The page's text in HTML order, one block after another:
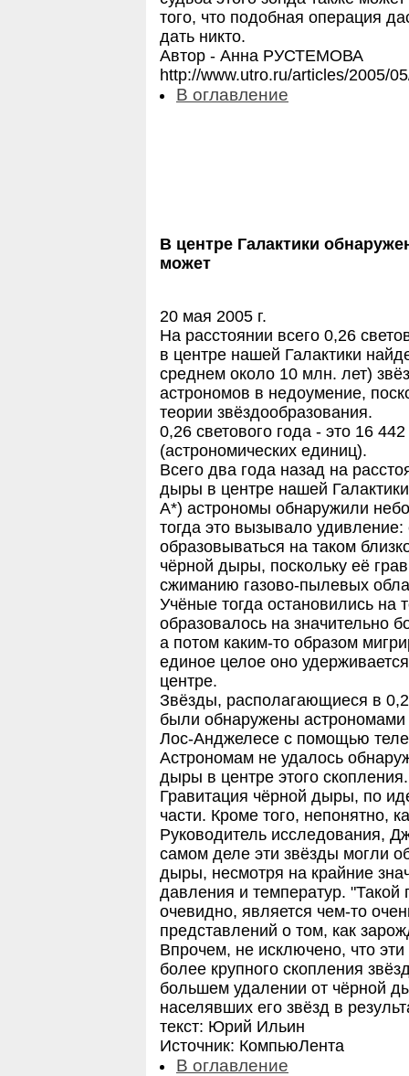
того, что подобная операция
дать никто.
Автор - Анна РУСТЕМОВА
http://www.utro.ru/articles/2005/
В оглавление
В центре Галактики
может
20 мая 2005 г.
На расстоянии всего 0,26
в центре нашей Галактики
среднем около 10 млн. лет)
астрономов в недоумение,
теории звёздообразования.
0,26 светового года - это 16
(астрономических единиц).
Всего два года назад на
дыры в центре нашей
А*) астрономы обнаружили
тогда это вызывало удивление:
образовываться на таком
чёрной дыры, поскольку её
сжиманию газово-пылевых
Учёные тогда остановились на
образовалось на значительно
а потом каким-то образом
единое целое оно
центре.
Звёзды, располагающиеся в
были обнаружены
Лос-Анджелесе с помощью
Астрономам не удалось
дыры в центре этого скопления.
Гравитация чёрной дыры, по
части. Кроме того, непонятно,
Руководитель исследования,
самом деле эти звёзды могли
дыры, несмотря на крайние
давления и температур. "Такой
очевидно, является чем-то
представлений о том, как
Впрочем, не исключено, что
более крупного скопления
большем удалении от чёрной
населявших его звёзд в
текст: Юрий Ильин
Источник: КомпьюЛента
В оглавление